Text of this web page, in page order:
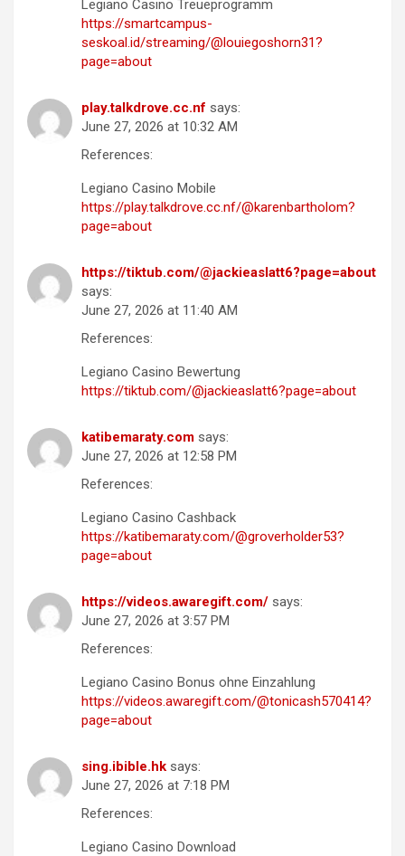
Legiano Casino Treueprogramm
https://smartcampus-
seskoal.id/streaming/@louiegoshorn31?
page=about
play.talkdrove.cc.nf says:
June 27, 2026 at 10:32 AM
References:
Legiano Casino Mobile
https://play.talkdrove.cc.nf/@karenbartholom?
page=about
https://tiktub.com/@jackieaslatt6?page=about
says:
June 27, 2026 at 11:40 AM
References:
Legiano Casino Bewertung
https://tiktub.com/@jackieaslatt6?page=about
katibemaraty.com says:
June 27, 2026 at 12:58 PM
References:
Legiano Casino Cashback
https://katibemaraty.com/@groverholder53?
page=about
https://videos.awaregift.com/ says:
June 27, 2026 at 3:57 PM
References:
Legiano Casino Bonus ohne Einzahlung
https://videos.awaregift.com/@tonicash570414?
page=about
sing.ibible.hk says:
June 27, 2026 at 7:18 PM
References:
Legiano Casino Download